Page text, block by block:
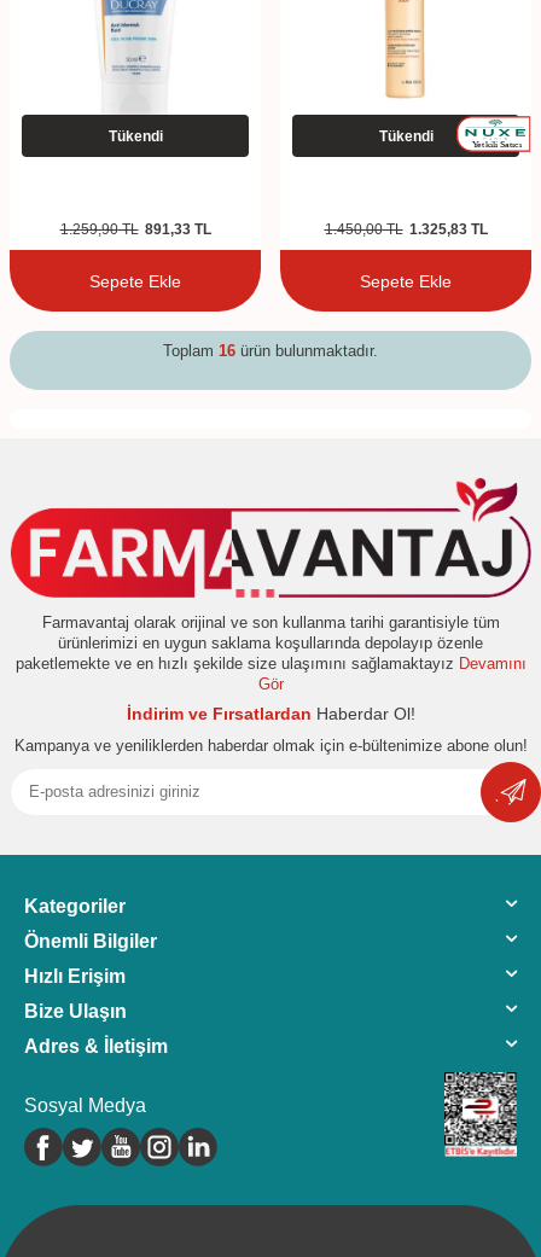
Tükendi
1.259,90TL 891,33TL
Sepete Ekle
Tükendi
1.450,00TL 1.325,83TL
Sepete Ekle
Toplam 16 ürün bulunmaktadır.
Farmavantaj olarak orijinal ve son kullanma tarihi garantisiyle tüm
ürünlerimizi en uygun saklama koşullarında depolayıp özenle
paketlemekte ve en hızlı şekilde size ulaşımını sağlamaktayız Devamını
Gör
İndirim ve Fırsatlardan Haberdar Ol!
Kampanya ve yeniliklerden haberdar olmak için e-bültenimize abone olun!
Kategoriler
Önemli Bilgiler
Hızlı Erişim
Bize Ulaşın
Adres & İletişim
Sosyal Medya